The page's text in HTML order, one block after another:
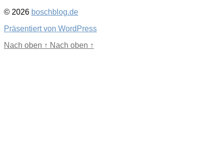
© 2026 boschblog.de
Präsentiert von WordPress
Nach oben ↑ Nach oben ↑